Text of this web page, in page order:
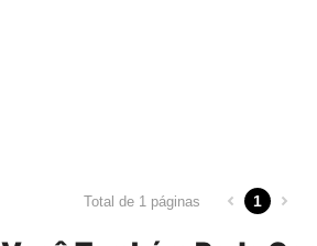
Total de 1 páginas 1